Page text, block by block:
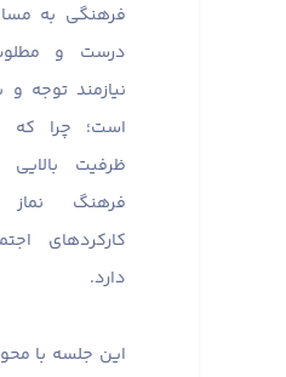
فرهنگی به
درست و
نیازمند توجه
است؛ چرا که
ظرفیت
فرهنگ
کارکردهای
دارد.
این جلسه با